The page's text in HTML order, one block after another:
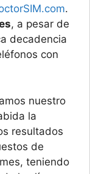
.
, a pesar de
decadencia
con
nuestro
la
resultados
de
teniendo